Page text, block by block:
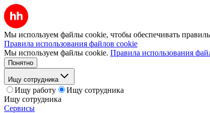
Мы используем файлы cookie, чтобы обеспечивать
Правила использования файлов cookie
Мы используем файлы cookie. Правила использования
Понятно
Ищу сотрудника
Ищу работу
Ищу сотрудника
Ищу сотрудника
Сервисы